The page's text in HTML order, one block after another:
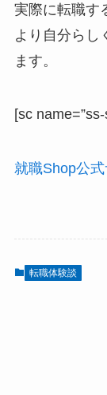
実際に転職す
より自分らし
ます。
[sc
就職Shop公式
転職体験談